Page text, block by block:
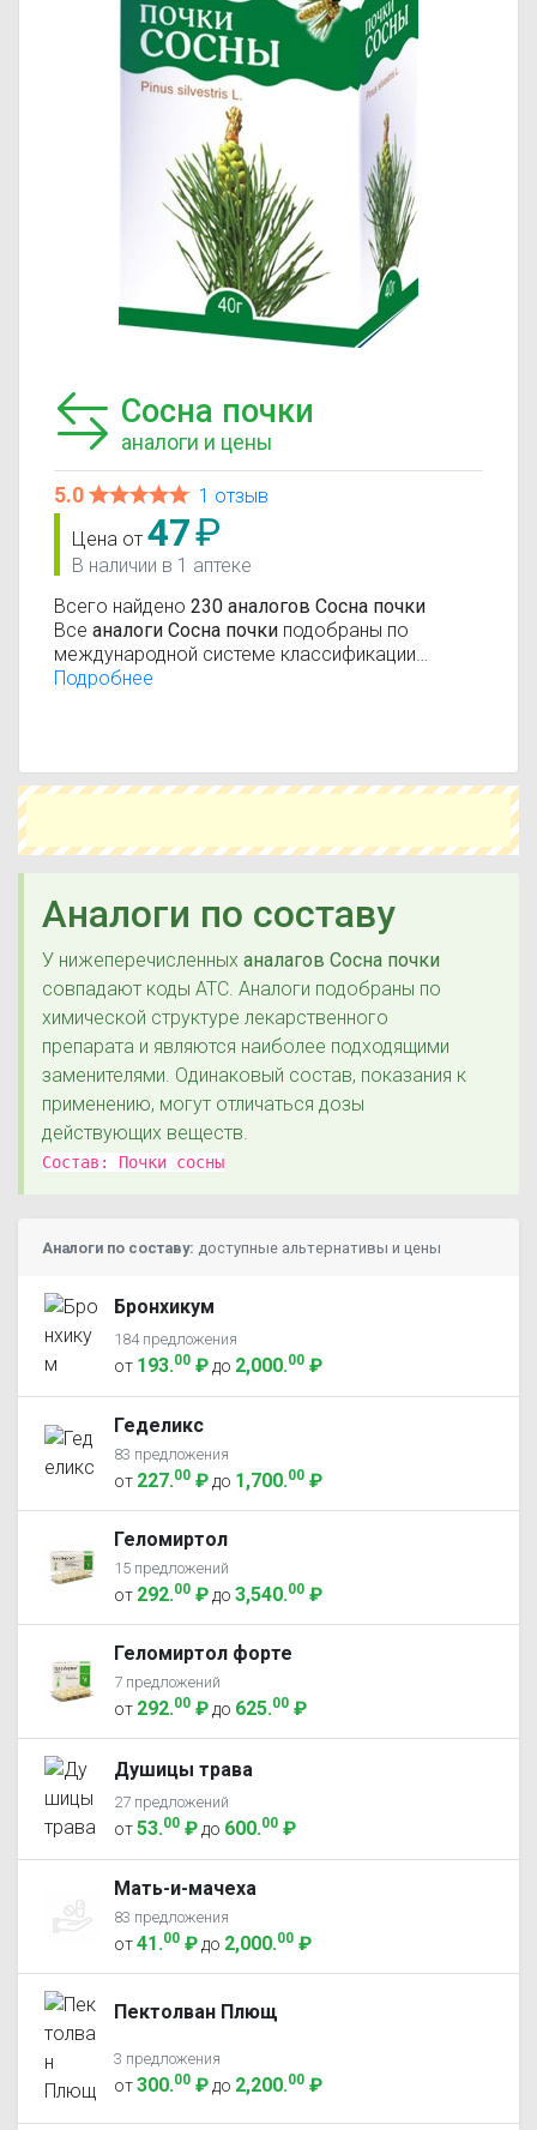
Сосна почки
аналоги и цены
5.0
1 отзыв
Цена от 47₽
В наличии в 1 аптеке
Всего найдено 230 аналогов Сосна почки
Все аналоги Сосна почки подобраны по
международной системе классификации
лекарственных средств АТС (анатомо-
Подробнее
Аналоги по составу
У нижеперечисленных аналагов Сосна почки
совпадают коды ATC. Аналоги подобраны по
химической структуре лекарственного
препарата и являются наиболее подходящими
заменителями. Одинаковый состав, показания к
применению, могут отличаться дозы
действующих веществ.
Состав: Почки сосны
Аналоги по составу: доступные альтернативы и цены
Бронхикум
184 предложения
от 193.00 ₽ до 2,000.00 ₽
Геделикс
83 предложения
от 227.00 ₽ до 1,700.00 ₽
Геломиртол
15 предложений
от 292.00 ₽ до 3,540.00 ₽
Геломиртол форте
7 предложений
от 292.00 ₽ до 625.00 ₽
Душицы трава
27 предложений
от53.00 ₽ до 600.00 ₽
Мать-и-мачеха
83 предложения
от41.00 ₽ до 2,000.00 ₽
Пектолван Плющ
3 предложения
от300.00 ₽ до 2,200.00 ₽